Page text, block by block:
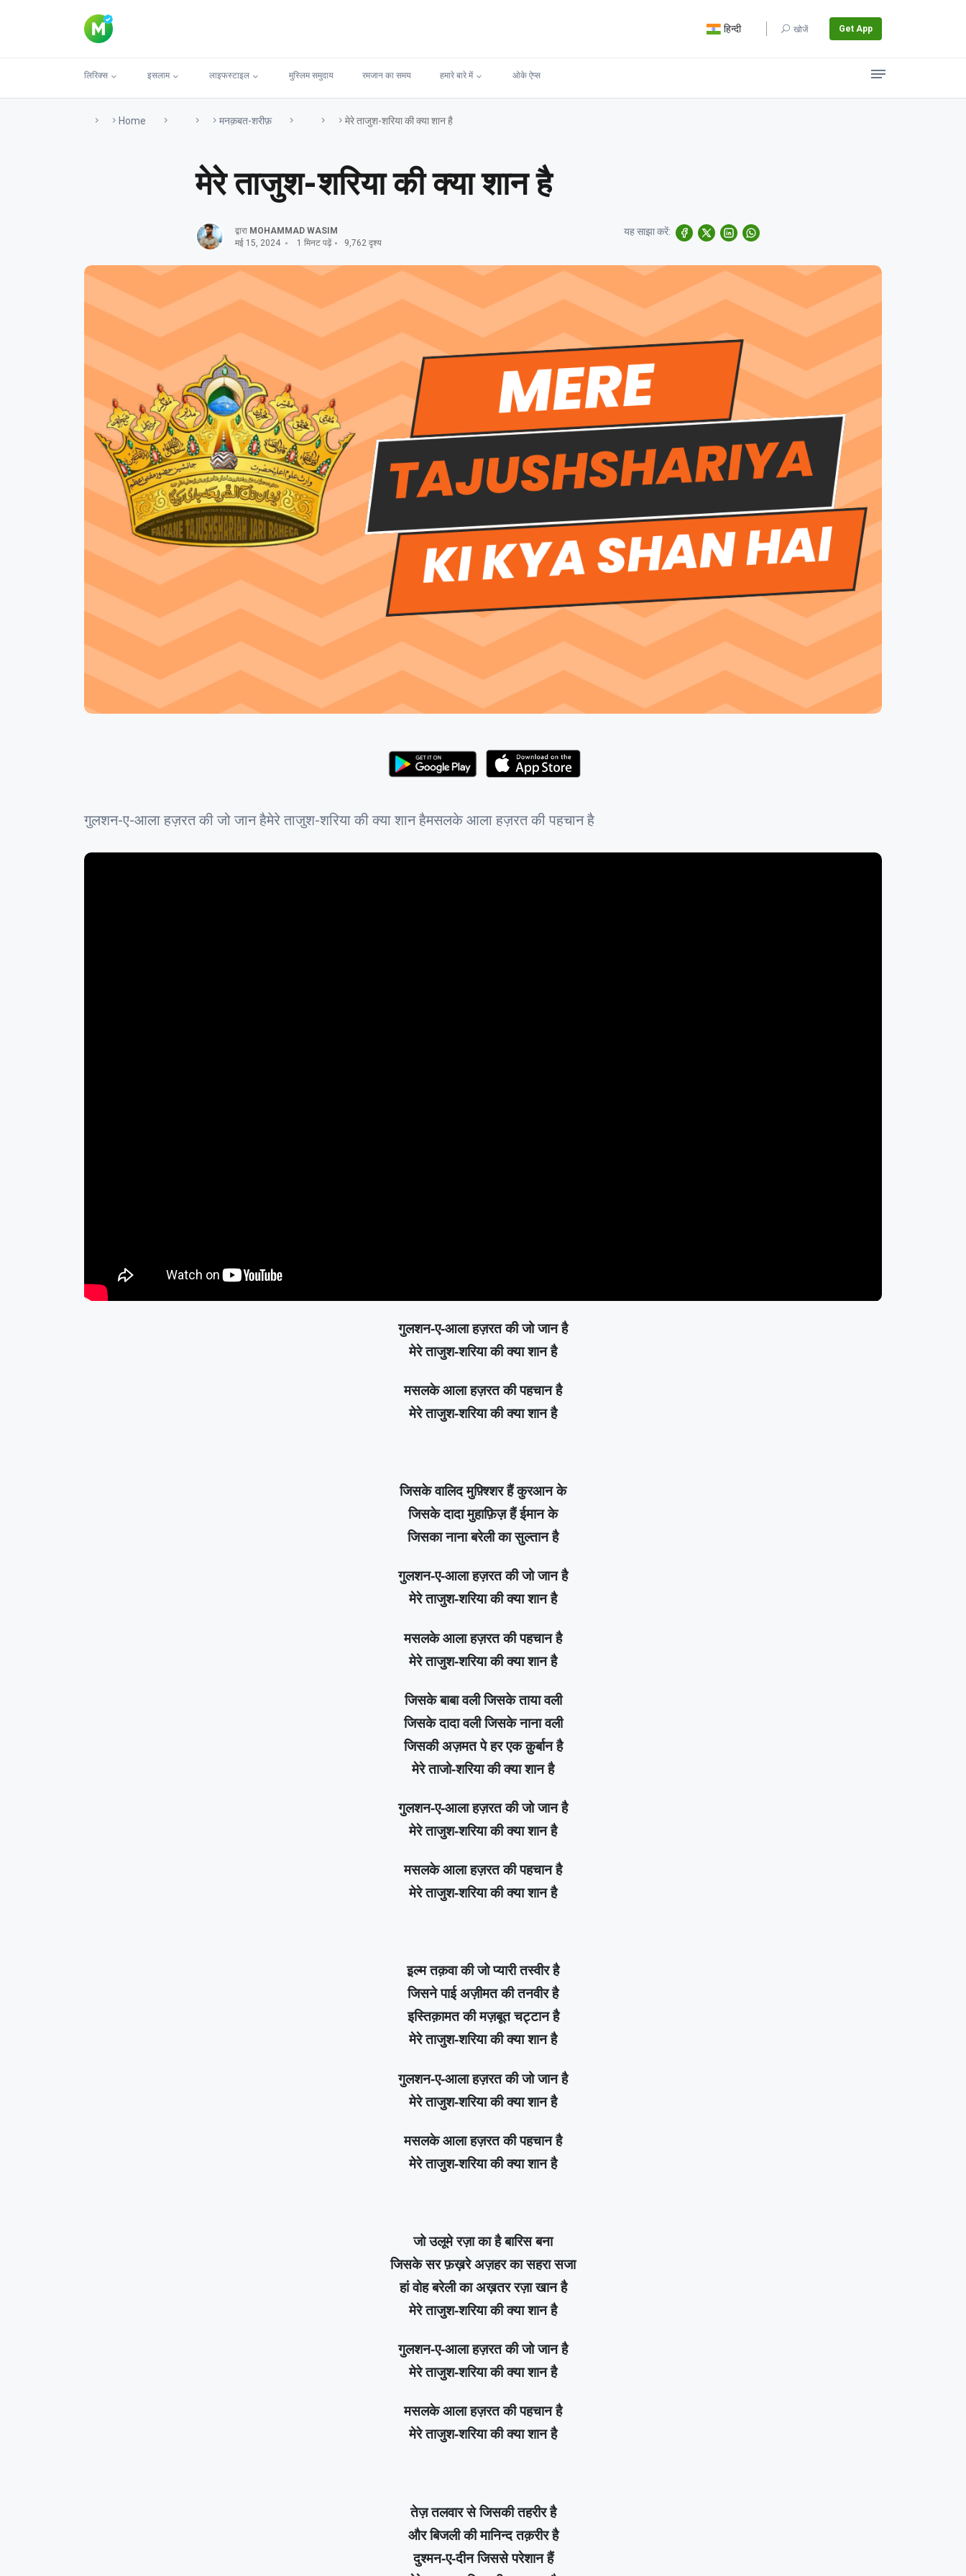
हिन्दी खोजें Get App
लिरिक्स इसलाम लाइफस्टाइल मुस्लिम समुदाय रमजान का समय हमारे बारे में ओके ऐप्स
Home मनक़बत-शरीफ़ मेरे ताजुश-शरिया की क्या शान है
मेरे ताजुश-शरिया की क्या शान है
द्वारा MOHAMMAD WASIM
मई 15, 2024
1 मिनट पढ़ें 9,762 दृश्य
यह साझा करें:
गुलशन-ए-आला हज़रत की जो जान हैमेरे ताजुश-शरिया की क्या शान हैमसलके आला हज़रत की पहचान है
गुलशन-ए-आला हज़रत की जो जान है
मेरे ताजुश-शरिया की क्या शान है
मसलके आला हज़रत की पहचान है
मेरे ताजुश-शरिया की क्या शान है
जिसके वालिद मुफ़्श्शिर हैं कुरआन के
जिसके दादा मुहाफ़िज़ हैं ईमान के
जिसका नाना बरेली का सुल्तान है
गुलशन-ए-आला हज़रत की जो जान है
मेरे ताजुश-शरिया की क्या शान है
मसलके आला हज़रत की पहचान है
मेरे ताजुश-शरिया की क्या शान है
जिसके बाबा वली जिसके ताया वली
जिसके दादा वली जिसके नाना वली
जिसकी अज़मत पे हर एक क़ुर्बान है
मेरे ताजो-शरिया की क्या शान है
गुलशन-ए-आला हज़रत की जो जान है
मेरे ताजुश-शरिया की क्या शान है
मसलके आला हज़रत की पहचान है
मेरे ताजुश-शरिया की क्या शान है
इ़ल्म तक़वा की जो प्यारी तस्वीर है
जिसने पाई अज़ीमत की तनवीर है
इस्तिक़ामत की मज़बूत चट्टान है
मेरे ताजुश-शरिया की क्या शान है
गुलशन-ए-आला हज़रत की जो जान है
मेरे ताजुश-शरिया की क्या शान है
मसलके आला हज़रत की पहचान है
मेरे ताजुश-शरिया की क्या शान है
जो उलूमे रज़ा का है बारिस बना
जिसके सर फ़ख़रे अज़हर का सहरा सजा
हां वोह बरेली का अख़तर रज़ा खान है
मेरे ताजुश-शरिया की क्या शान है
गुलशन-ए-आला हज़रत की जो जान है
मेरे ताजुश-शरिया की क्या शान है
मसलके आला हज़रत की पहचान है
मेरे ताजुश-शरिया की क्या शान है
तेज़ तलवार से जिसकी तहरीर है
और बिजली की मानिन्द तक़रीर है
दुश्मन-ए-दीन जिससे परेशान हैं